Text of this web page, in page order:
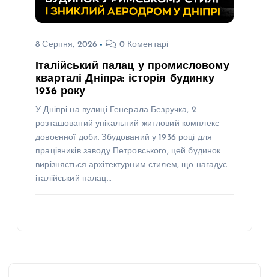
8 Серпня, 2026 0 Коментарі
Італійський палац у промисловому
кварталі Дніпра: історія будинку
1936 року
У Дніпрі на вулиці Генерала Безручка, 2
розташований унікальний житловий комплекс
довоєнної доби. Збудований у 1936 році для
працівників заводу Петровського, цей будинок
вирізняється архітектурним стилем, що нагадує
італійський палац…